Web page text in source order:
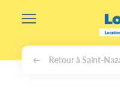
Retour à Saint-